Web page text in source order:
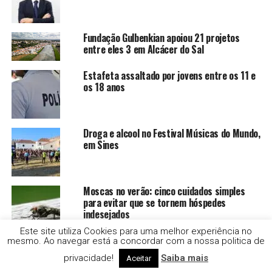
Fundação Gulbenkian apoiou 21 projetos
entre eles 3 em Alcácer do Sal
Estafeta assaltado por jovens entre os 11 e
os 18 anos
Droga e alcool no Festival Músicas do Mundo,
em Sines
Moscas no verão: cinco cuidados simples
para evitar que se tornem hóspedes
indesejados
Setúbal lidera furtos de catalisadores
Este site utiliza Cookies para uma melhor experiência no
mesmo. Ao navegar está a concordar com a nossa politica de
privacidade!
Aceitar Saiba mais